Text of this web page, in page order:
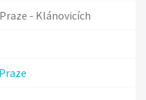
- Klánovicích